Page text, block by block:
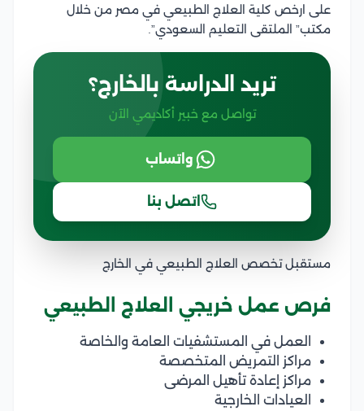
على ارخص كلية العلاج الطبيعي في مصر من خلال
مكتب” الملتقى التعليم السعودي”.
تريد الدراسة بالخارج؟
تواصل مع خبير أكاديمي الآن
واتساب
اتصل بنا
مستقبل تخصص العلاج الطبيعي في الخارج
فرص عمل خريجي العلاج الطبيعي
العمل في المستشفيات العامة والخاصة
مراكز التمريض المتخصصة
مراكز إعادة تأهيل المرضى
العيادات الخارجية